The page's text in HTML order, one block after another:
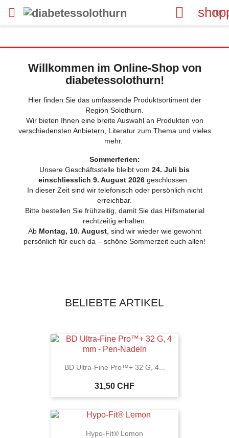
 (0)

Willkommen im Online-Shop von
diabetessolothurn!
Hier finden Sie das umfassende Produktsortiment der
Region Solothurn.
Wir bieten Ihnen eine breite Auswahl an Produkten von
verschiedensten Anbietern, Literatur zum Thema und vieles
mehr.
Sommerferien:
Unsere Geschäftsstelle bleibt vom 24. Juli bis
einschliesslich 9. August 2026geschlossen.
In dieser Zeit sind wir telefonisch oder persönlich nicht
erreichbar.
Bitte bestellen Sie frühzeitig, damit Sie das Hilfsmaterial
rechtzeitig erhalten.
Ab Montag, 10. August, sind wir wieder wie gewohnt
persönlich für euch da – schöne Sommerzeit euch allen!
BELIEBTE ARTIKEL
BD Ultra-Fine Pro™+ 32 G, 4...
31,50 CHF
Hypo-Fit® Lemon